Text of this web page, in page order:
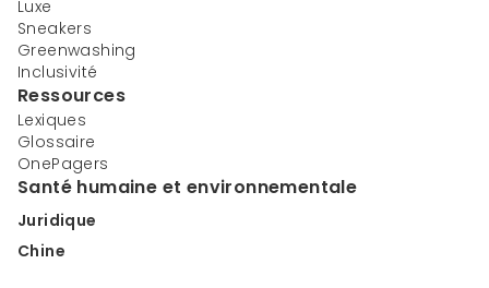
Luxe
Sneakers
Greenwashing
Inclusivité
Ressources
Lexiques
Glossaire
OnePagers
Santé humaine et environnementale
Juridique
Chine